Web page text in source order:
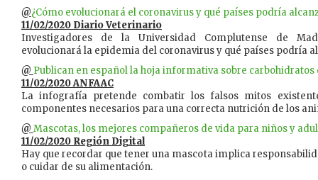
@¿Cómo evolucionará el coronavirus y qué países podría
11/02/2020 Diario Veterinario
Investigadores de la Universidad Complutense de
evolucionará la epidemia del coronavirus y qué países podría
@ Publican en español la hoja informativa sobre
11/02/2020 ANFAAC
​La infografía pretende combatir los falsos mitos
componentes necesarios para una correcta nutrición de los
@ Mascotas, los mejores compañeros de vida para niños y
11/02/2020 Región Digital
Hay que recordar que tener una mascota implica
o cuidar de su alimentación.